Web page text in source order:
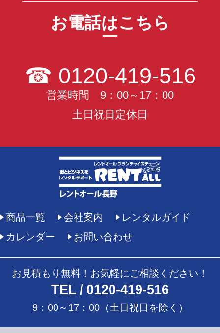
お電話はこちら
☎ 0120-419-516
営業時間 9：00～17：00
土日祝日定休日
商品一覧 会社案内
レンタルガイド
カレンダー
お問い合わせ
お見積もり無料！お気軽にご相談ください！
TEL 0120-419-516
9：00～17：00（土日祝日を除く）